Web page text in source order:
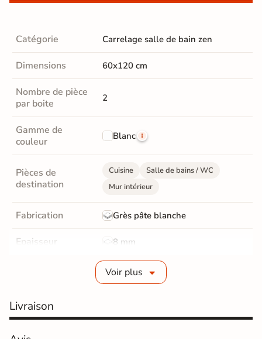
Catégorie Carrelage salle de bain zen
Dimensions 60x120 cm
Nombre de pièce
par boite
2
Gamme de
couleur
Blanc
Pièces de
destination
Cuisine
Salle de bains / WC
Mur intérieur
Fabrication Grès pâte blanche
Epaisseur 8 mm
rectifié
Surface Structurée
Voir plus
Livraison